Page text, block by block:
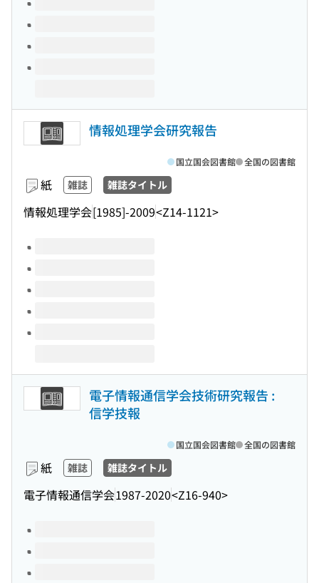
情報処理学会研究報告
紙 雑誌 雑誌タイトル
情報処理学会[1985]-2009<Z14-1121>
国立国会図書館 全国の図書館
このタイトルの巻号
電子情報通信学会技術研究報告 :
信学技報
紙 雑誌 雑誌タイトル
電子情報通信学会1987-2020<Z16-940>
国立国会図書館 全国の図書館
このタイトルの巻号